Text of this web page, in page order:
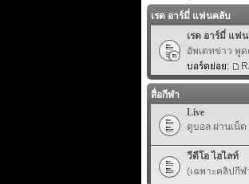
เรด อาร์มี่ แฟนคลับ
เรด อาร์มี่ แฟ
อัพเดทข่าว พูด
บอร์ดย่อย:
สื่อกีฬา
Live
ดูบอล ผ่านเน็ต
วีดีโอ ไฮไลท์
(เฉพาะคลิปกี